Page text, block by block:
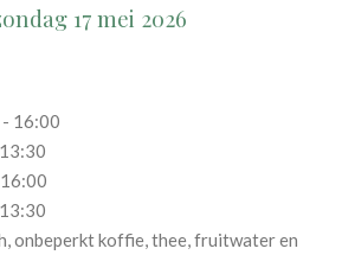
17 mei 2026
16:00
onbeperkt koffie, thee, fruitwater en